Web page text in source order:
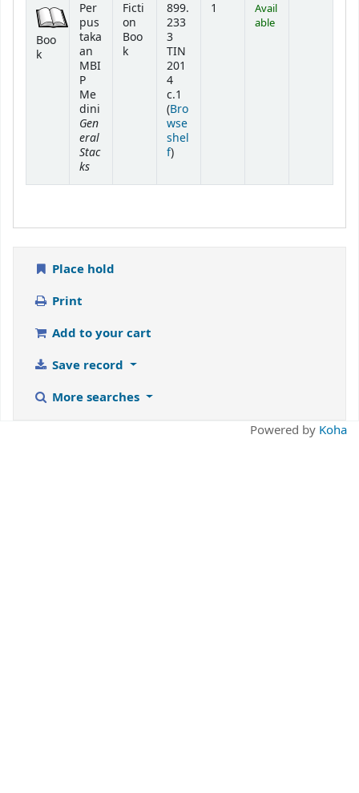
Boo
k
Per
pus
taka
an
MBI
P
Me
dini
Gen
eral
Stac
ks
Ficti
on
Boo
k
899.
233
3
TIN
201
4
c.1
(Bro
wse
shel
f(Opens below)
)
1
Avail
able
Place hold
Print
Add to your cart
Save record
More searches
Powered by Koha